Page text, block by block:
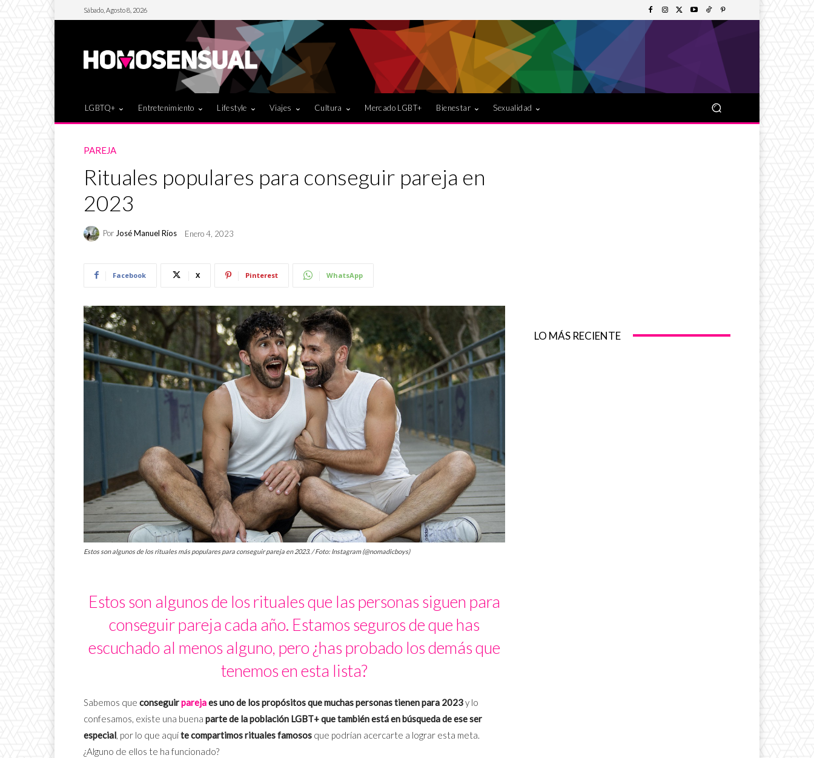
Sábado, Agosto 8, 2026
LGBTQ+ Entretenimiento Lifestyle Viajes Cultura Mercado LGBT+ Bienestar Sexualidad
PAREJA
Rituales populares para conseguir pareja en
2023
PorJosé Manuel Ríos Enero 4, 2023
Facebook X Pinterest WhatsApp
Estos son algunos de los rituales más populares para conseguir pareja en 2023. / Foto: Instagram (@nomadicboys)
Estos son algunos de los rituales que las personas siguen para
conseguir pareja cada año. Estamos seguros de que has
escuchado al menos alguno, pero ¿has probado los demás que
tenemos en esta lista?
Sabemos que conseguirparejaes uno de los propósitos que muchas personas tienen para 2023y lo
confesamos, existe una buena parte de la población LGBT+ que también está en búsqueda de ese ser
especial, por lo que aquíte compartimos rituales famosos que podrían acercarte a lograr esta meta.
¿Alguno de ellos te ha funcionado?
LO MÁS RECIENTE